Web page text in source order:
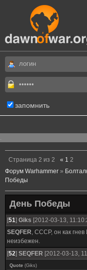
запомнить
.
Страница 2 из 2 « 1 2
Форум Warhammer »
Победы
День Победы
[51] Giks [2012-03-13,
SEQFER, СССР, он как
неизбежен.
[52] SEQFER [2012-03-13,
Quote (Giks)